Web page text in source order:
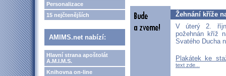
Personalizace
15 nejčtenějších
AMIMS.net nabízí:
Hlavní strana apoštolát
A.M.I.M.S.
Knihovna on-line
Žehnání kříže
V úterý 2.
požehnán kříž
Svatého Ducha
Plakátek ke
text zde...